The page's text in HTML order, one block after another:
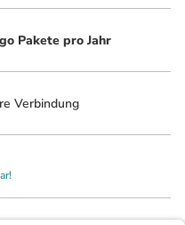
Pakete pro Jahr
Verbindung